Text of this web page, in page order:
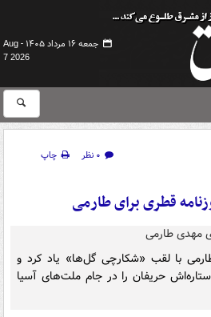
جمعه ۱۶ مرداد ۱۴۰۵ -
Aug
7 2026
۰ نظر
چاپ
قطری برای طارمی
طارمی با لقب «شکارچی گل‌ها» یاد کرد و
حریفان را در جام ملت‌های آسیا